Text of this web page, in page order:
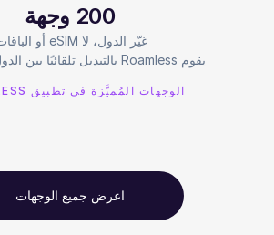
200 وجهة
يقوم Roamless بالتبديل تلقائيًا بين الدول والشبكات.
الوجهات المُميَّزة في تطبيق ROAMLESS
اعرض جميع الوجهات